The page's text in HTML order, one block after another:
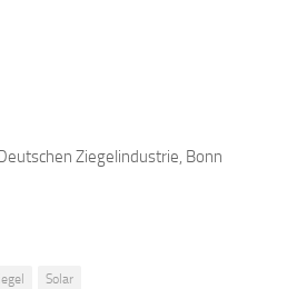
Ziegelindustrie, Bonn
Solar